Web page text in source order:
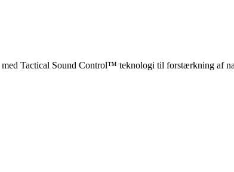
Tactical Sound Control™ teknologi til forstærkning af